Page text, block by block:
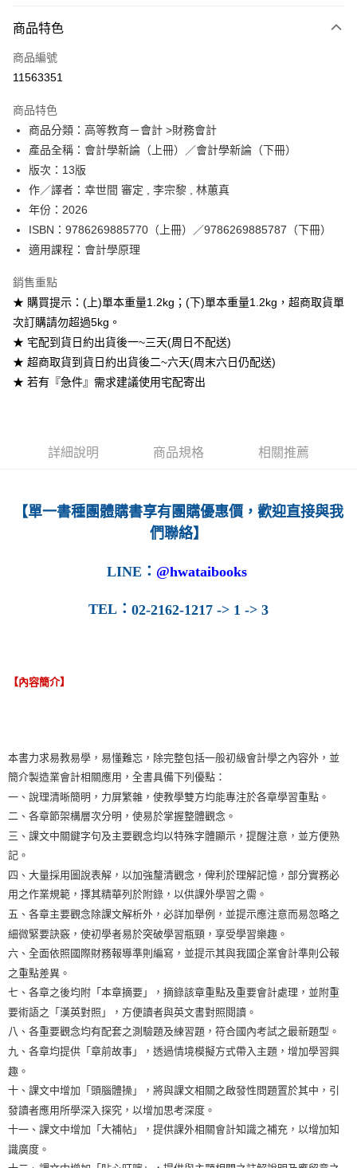
信用卡一次付款
超商取貨付款
Google Pay
ATM付款
運送方式
每筆NT$60
7-11取貨付款
每筆NT$60
付款後7-11取貨
每筆NT$100
商品特色
商品編號
11563351
商品特色
商品分類：高等教育－會計 >財務會計
產品全稱：會計學新論（上冊）／會計學新論（下冊）
版次：13版
作／譯者：幸世間 審定 , 李宗黎 , 林蕙真
年份：2026
ISBN：9786269885770（上冊）／9786269885787（下冊）
適用課程：會計學原理
銷售重點
★ 購買提示：(上)單本重量1.2kg；(下)單本重量1.2kg，超商取貨單
次訂購請勿超過5kg。
★ 宅配到貨日約出貨後一~三天(周日不配送)
★ 超商取貨到貨日約出貨後二~六天(周末六日仍配送)
★ 若有『急件』需求建議使用宅配寄出
詳細說明 商品規格 相關推薦
【單一書種團體購書享有團購優惠價，歡迎直接與我
們聯絡】
LINE ： @hwataibooks
TEL ： 02-2162-1217 -> 1 -> 3
【內容簡介】
本書力求易教易學，易懂難忘，除完整包括一般初級會計學之內容外，並
簡介製造業會計相關應用，全書具備下列優點：
一、說理清晰簡明，力屏繁雜，使教學雙方均能專注於各章學習重點。
二、各章節架構層次分明，使易於掌握整體觀念。
三、課文中關鍵字句及主要觀念均以特殊字體顯示，提醒注意，並方便熟
記。
四、大量採用圖說表解，以加強釐清觀念，俾利於理解記憶，部分實務必
用之作業規範，擇其精華列於附錄，以供課外學習之需。
五、各章主要觀念除課文解析外，必詳加舉例，並提示應注意而易忽略之
細微緊要訣竅，使初學者易於突破學習瓶頸，享受學習樂趣。
六、全面依照國際財務報導準則編寫，並提示其與我國企業會計準則公報
之重點差異。
七、各章之後均附「本章摘要」，摘錄該章重點及重要會計處理，並附重
要術語之「漢英對照」，方便讀者與英文書對照閱讀。
八、各重要觀念均有配套之測驗題及練習題，符合國內考試之最新題型。
九、各章均提供「章前故事」，透過情境模擬方式帶入主題，增加學習興
趣。
十、課文中增加「頭腦體操」，將與課文相關之啟發性問題置於其中，引
發讀者應用所學深入探究，以增加思考深度。
十一、課文中增加「大補帖」，提供課外相關會計知識之補充，以增加知
識廣度。